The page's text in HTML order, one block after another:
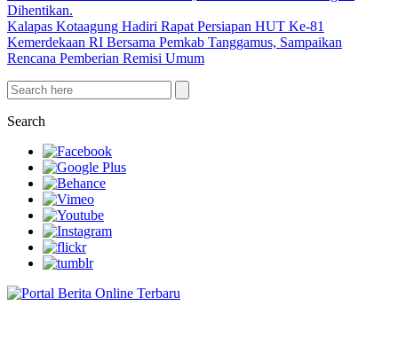
Dihentikan.
Kalapas Kotaagung Hadiri Rapat Persiapan HUT Ke-81
Kemerdekaan RI Bersama Pemkab Tanggamus, Sampaikan
Rencana Pemberian Remisi Umum
Search